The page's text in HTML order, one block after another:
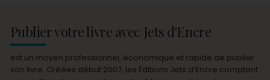
Publier votre livre avec Jets d'Encre
est un moyen professionnel, économique et rapide de publier
son livre. Créées début 2007, les Éditions Jets d’Encre comptent